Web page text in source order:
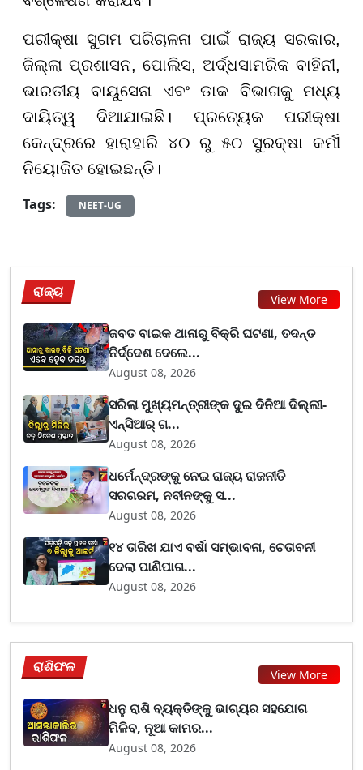
ପରୀକ୍ଷା ସୁଗମ ପରିଚାଳନା ପାଇଁ ରାଜ୍ୟ ସରକାର,
ଜିଲ୍ଲା ପ୍ରଶାସନ, ପୋଲିସ, ଅର୍ଦ୍ଧସାମରିକ ବାହିନୀ,
ଭାରତୀୟ ବାୟୁସେନା ଏବଂ ଡାକ ବିଭାଗକୁ ମଧ୍ୟ
ଦାୟିତ୍ୱ ଦିଆଯାଇଛି। ପ୍ରତ୍ୟେକ ପରୀକ୍ଷା
କେନ୍ଦ୍ରରେ ହାରାହାରି ୪୦ ରୁ ୫୦ ସୁରକ୍ଷା କର୍ମୀ
ନିୟୋଜିତ ହୋଇଛନ୍ତି।
Tags:
NEET-UG
ରାଜ୍ୟ View More
ଜବତ ବାଇକ ଥାନାରୁ ବିକ୍ରି ଘଟଣା, ତଦନ୍ତ
ନିର୍ଦ୍ଦେଶ ଦେଲେ...
August 08, 2026
ସରିଲା ମୁଖ୍ୟମନ୍ତ୍ରୀଙ୍କ ଦୁଇ ଦିନିଆ ଦିଲ୍ଲୀ-
ଏନ୍‌ସିଆର୍ ଗ...
August 08, 2026
ଧର୍ମେନ୍ଦ୍ରଙ୍କୁ ନେଇ ରାଜ୍ୟ ରାଜନୀତି
ସରଗରମ, ନବୀନଙ୍କୁ ସ...
August 08, 2026
୧୪ ତାରିଖ ଯାଏ ବର୍ଷା ସମ୍ଭାବନା, ଚେତାବନୀ
ଦେଲା ପାଣିପାଗ...
August 08, 2026
ରାଶିଫଳ View More
ଧନୁ ରାଶି ବ୍ୟକ୍ତିଙ୍କୁ ଭାଗ୍ୟର ସହଯୋଗ
ମିଳିବ, ନୂଆ କାମର...
August 08, 2026